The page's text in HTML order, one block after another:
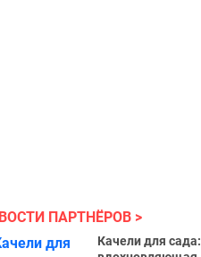
ПАРТНЁРОВ
Качели для сада: